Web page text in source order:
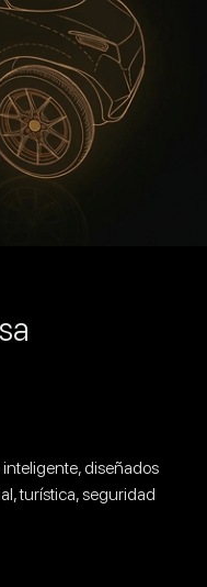
diseñados
turística, seguridad